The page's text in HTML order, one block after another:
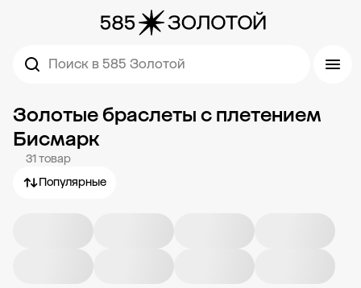
Поиск в 585 Золотой
Золотые браслеты с плетением
Бисмарк
31 товар
Популярные